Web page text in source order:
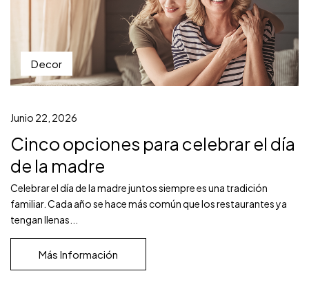
Decor
Junio 22, 2026
Cinco opciones para celebrar el día
de la madre
Celebrar el día de la madre juntos siempre es una tradición
familiar. Cada año se hace más común que los restaurantes ya
tengan llenas...
Más Información